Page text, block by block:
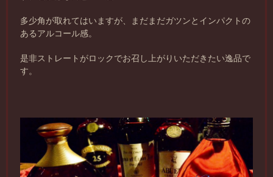
多少角が取れてはいますが、まだまだガツンとインパクトの
あるアルコール感。
是非ストレートがロックでお召し上がりいただきたい逸品で
す。